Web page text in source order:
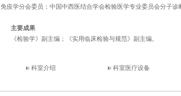
免疫学分会委员；中国中西医结合学会检验医学专业委员会分子诊
主要成果
《检验学》副主编；《实用临床检验与规范》副主编。
科室介绍 科室医疗设备